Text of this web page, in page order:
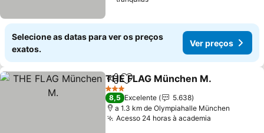
Selecione as datas para ver os preços
exatos.
Ver preços
PartilharAdicionar aos favoritos
THE FLAG München M.
3 Estrelas
8,5 Excelente
5.638
a 1.3 km de Olympiahalle München
Acesso 24 horas à academia